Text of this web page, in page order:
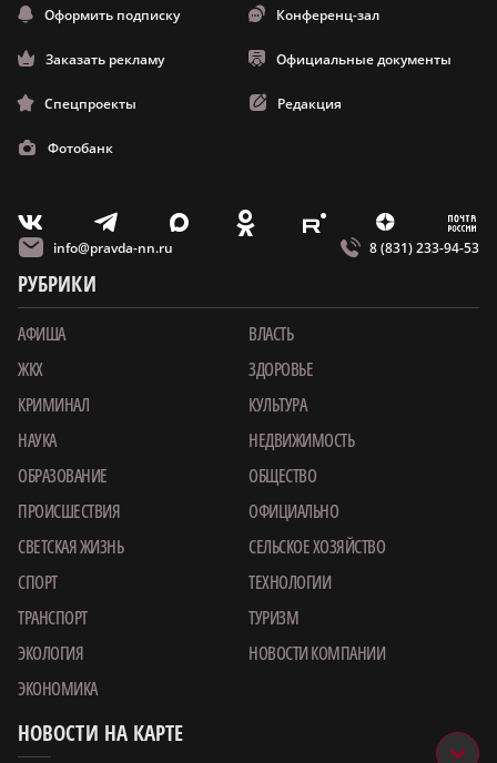
Оформить подписку Конференц-зал
Заказать рекламу Официальные документы
Спецпроекты Редакция
Фотобанк
V T X O E Z m
info@pravda-nn.ru 8 (831) 233-94-53
РУБРИКИ
АФИША
ВЛАСТЬ
ЖКХ
ЗДОРОВЬЕ
КРИМИНАЛ
КУЛЬТУРА
НАУКА
НЕДВИЖИМОСТЬ
ОБРАЗОВАНИЕ
ОБЩЕСТВО
ПРОИСШЕСТВИЯ
ОФИЦИАЛЬНО
СВЕТСКАЯ ЖИЗНЬ
СЕЛЬСКОЕ ХОЗЯЙСТВО
СПОРТ
ТЕХНОЛОГИИ
ТРАНСПОРТ
ТУРИЗМ
ЭКОЛОГИЯ
НОВОСТИ КОМПАНИИ
ЭКОНОМИКА
НОВОСТИ НА КАРТЕ